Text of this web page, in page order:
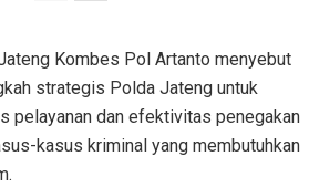
Kombes Pol Artanto menyebut
strategis Polda Jateng untuk
pelayanan dan efektivitas penegakan
kasus kriminal yang membutuhkan